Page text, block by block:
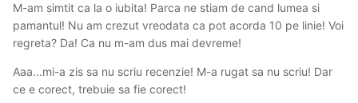
M-am simtit ca la o iubita! Parca ne stiam de cand lumea si
pamantul! Nu am crezut vreodata ca pot acorda 10 pe linie! Voi
regreta? Da! Ca nu m-am dus mai devreme!
Aaa...mi-a zis sa nu scriu recenzie! M-a rugat sa nu scriu! Dar
ce e corect, trebuie sa fie corect!